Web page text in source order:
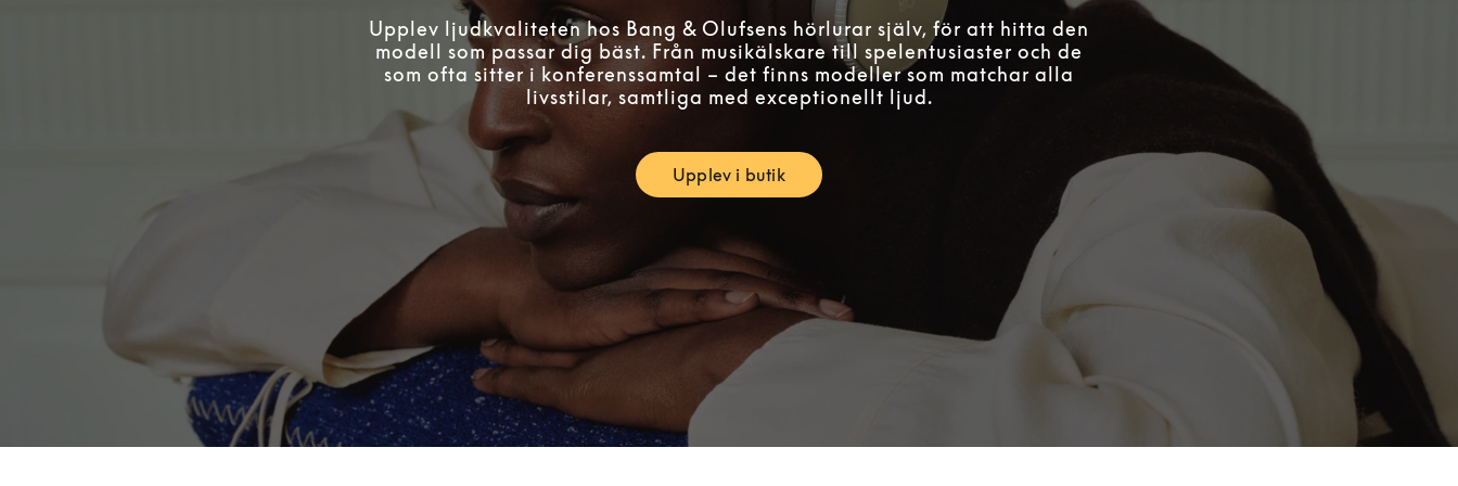
Upplev ljudkvaliteten hos Bang & Olufsens hörlurar själv, för att hitta den
modell som passar dig bäst. Från musikälskare till spelentusiaster och de
som ofta sitter i konferenssamtal – det finns modeller som matchar alla
livsstilar, samtliga med exceptionellt ljud.
Upplev i butikLink Opens in New Tab